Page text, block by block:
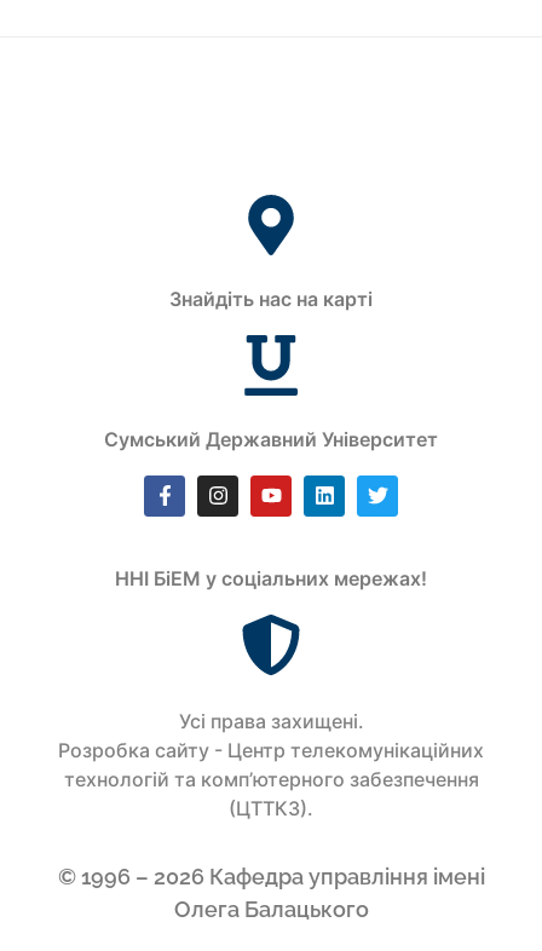
Знайдіть нас на карті
Сумський Державний Університет
ННІ БіЕМ у соціальних мережах!
Усi права захищенi.
Розробка сайту - Центр телекомунікаційних
технологій та комп’ютерного забезпечення
(ЦТТКЗ).
© 1996 – 2026 Кафедра управління імені
Олега Балацького